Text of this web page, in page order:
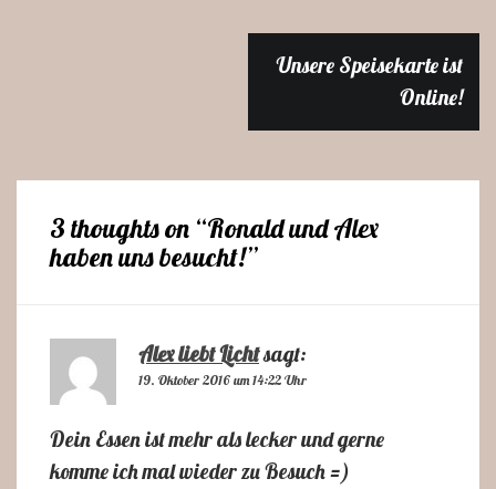
Unsere Speisekarte ist
Online!
3 thoughts on “Ronald und Alex
haben uns besucht!”
Alex liebt Lichtsagt:
19. Oktober 2016 um 14:22 Uhr
Dein Essen ist mehr als lecker und gerne
komme ich mal wieder zu Besuch =)